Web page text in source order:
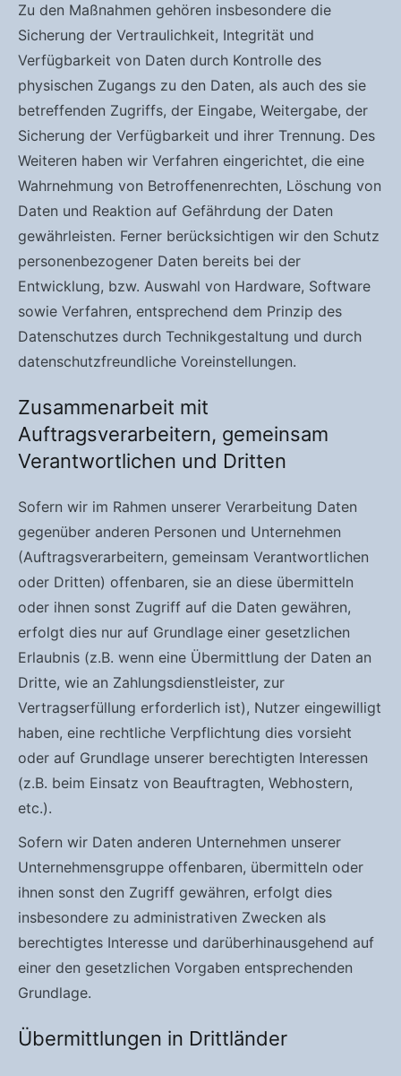
Zu den Maßnahmen gehören insbesondere die
Sicherung der Vertraulichkeit, Integrität und
Verfügbarkeit von Daten durch Kontrolle des
physischen Zugangs zu den Daten, als auch des sie
betreffenden Zugriffs, der Eingabe, Weitergabe, der
Sicherung der Verfügbarkeit und ihrer Trennung. Des
Weiteren haben wir Verfahren eingerichtet, die eine
Wahrnehmung von Betroffenenrechten, Löschung von
Daten und Reaktion auf Gefährdung der Daten
gewährleisten. Ferner berücksichtigen wir den Schutz
personenbezogener Daten bereits bei der
Entwicklung, bzw. Auswahl von Hardware, Software
sowie Verfahren, entsprechend dem Prinzip des
Datenschutzes durch Technikgestaltung und durch
datenschutzfreundliche Voreinstellungen.
Zusammenarbeit mit
Auftragsverarbeitern, gemeinsam
Verantwortlichen und Dritten
Sofern wir im Rahmen unserer Verarbeitung Daten
gegenüber anderen Personen und Unternehmen
(Auftragsverarbeitern, gemeinsam Verantwortlichen
oder Dritten) offenbaren, sie an diese übermitteln
oder ihnen sonst Zugriff auf die Daten gewähren,
erfolgt dies nur auf Grundlage einer gesetzlichen
Erlaubnis (z.B. wenn eine Übermittlung der Daten an
Dritte, wie an Zahlungsdienstleister, zur
Vertragserfüllung erforderlich ist), Nutzer eingewilligt
haben, eine rechtliche Verpflichtung dies vorsieht
oder auf Grundlage unserer berechtigten Interessen
(z.B. beim Einsatz von Beauftragten, Webhostern,
etc.).
Sofern wir Daten anderen Unternehmen unserer
Unternehmensgruppe offenbaren, übermitteln oder
ihnen sonst den Zugriff gewähren, erfolgt dies
insbesondere zu administrativen Zwecken als
berechtigtes Interesse und darüberhinausgehend auf
einer den gesetzlichen Vorgaben entsprechenden
Grundlage.
Übermittlungen in Drittländer